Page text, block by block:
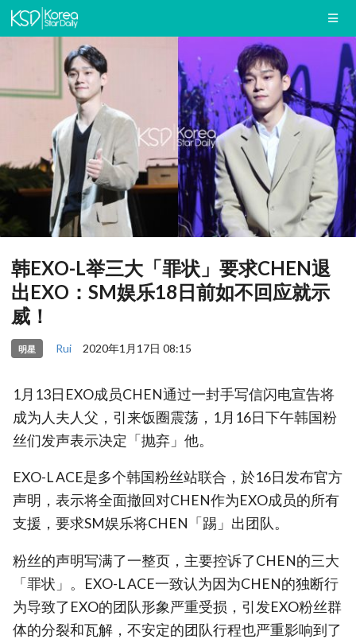
韩EXO-L举三大「罪状」要求CHEN退
出EXO：SM娱乐18日前如不回应就示
威！
明星 Rui 2020年1月17日 08:15
1月13日EXO成员CHEN通过一封手写信闪电宣告将
成为人夫人父，引来饭圈震荡，1月16日下午韩国粉
丝们发声表示决定「抛弃」他。
EXO-L ACE是多个韩国粉丝站联合，於16日发布官方
声明，表示将全面撤回对CHEN作为EXO成员的所有
支援，要求SM娱乐将CHEN「踢」出团队。
粉丝的声明写满了一整页，主要控诉了CHEN的三大
「罪状」。EXO-L ACE一致认为因为CHEN的独断行
为导致了EXO的团队形象严重受损，引发EXO粉丝群
体的分裂和瓦解，不安定的团队行程也严重影响到了